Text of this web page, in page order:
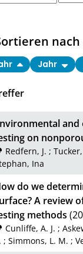
nach
Jahr
on
Redfern, J. ; Tucker,
Ina
do we
A review
methods
Cunliffe, A. J. ;
; Simmons, L. M. ;